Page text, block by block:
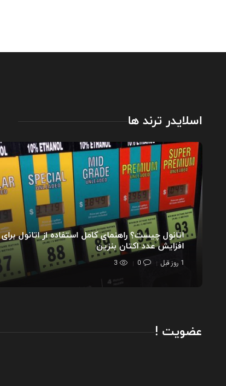
اسلایدر ترند ها
اتانول چیست؟ راهنمای کامل استفاده از اتانول برای
افزایش عدد اکتان بنزین
1 روز قبل 0
3
عضویت !